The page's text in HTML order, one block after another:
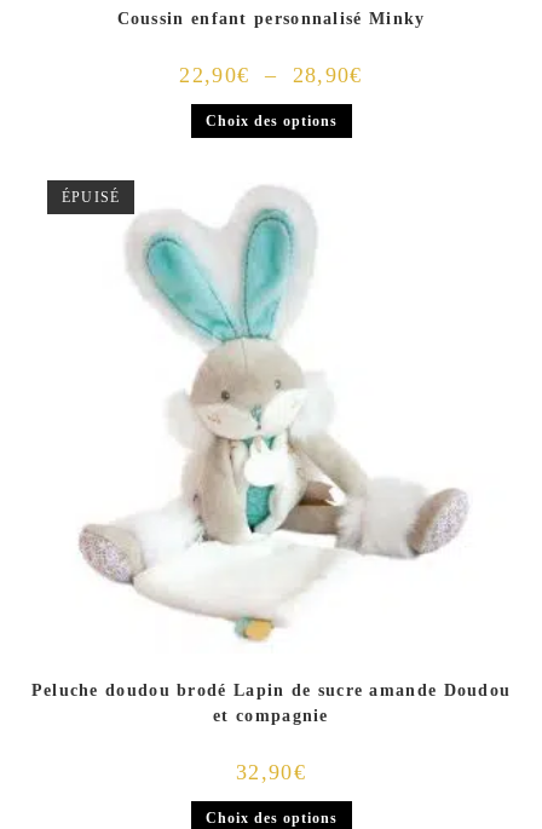
Coussin enfant personnalisé Minky
22,90€ – 28,90€
Choix des options
ÉPUISÉ
Peluche doudou brodé Lapin de sucre amande Doudou
et compagnie
32,90€
Choix des options